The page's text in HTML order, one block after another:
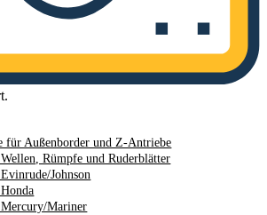
für Außenborder und Z-Antriebe
Rümpfe und Ruderblätter
Johnson
Mariner